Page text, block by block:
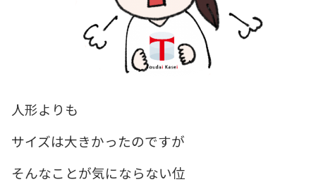
人形よりも
サイズは大きかったのですが
そんなことが気にならない位